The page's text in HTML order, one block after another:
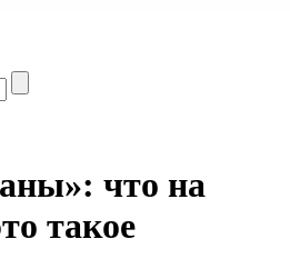
что на
такое